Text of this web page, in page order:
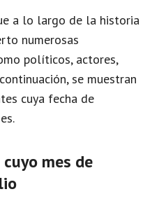
a lo largo de la historia
numerosas
políticos, actores,
se muestran
cuya fecha de
mes de